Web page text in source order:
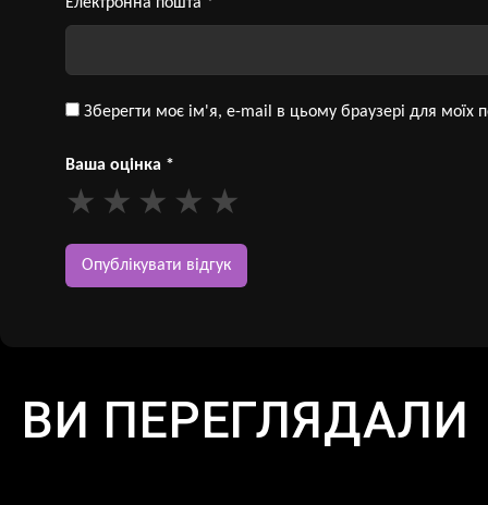
Електронна пошта *
Зберегти моє ім'я, e-mail в цьому браузері для моїх
Ваша оцінка *
ВИ ПЕРЕГЛЯДАЛИ